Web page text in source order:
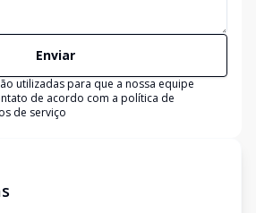
Enviar
utilizadas para que a nossa equipe
de acordo com a política de
de serviço